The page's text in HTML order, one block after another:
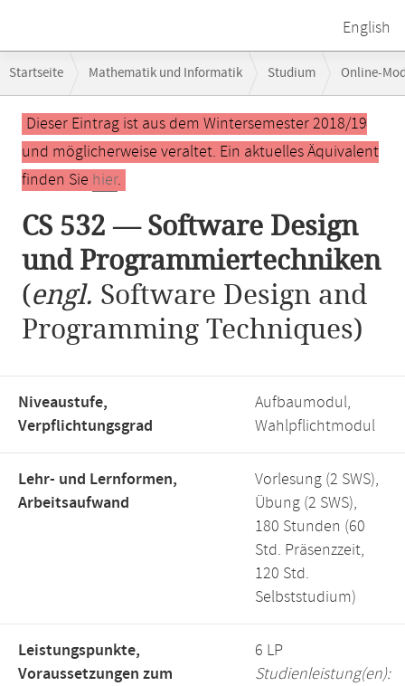
English
Navigation
Startseite Mathematik und Informatik Studium Online-
CS 532 — Software Design und Programmiertechniken
Hauptinhalt
Dieser Eintrag ist aus dem Wintersemester 2018/19
und möglicherweise veraltet. Ein aktuelles Äquivalent
finden Sie hier.
CS 532 — Software Design
und Programmiertechniken
(engl. Software Design and
Programming Techniques)
Niveaustufe,
Verpflichtungsgrad
Aufbaumodul,
Wahlpflichtmodul
Lehr- und Lernformen,
Arbeitsaufwand
Vorlesung (2 SWS),
Übung (2 SWS),
180 Stunden (60
Std. Präsenzzeit,
120 Std.
Selbststudium)
Leistungspunkte,
Voraussetzungen zum
6 LP
Studienleistung(en):